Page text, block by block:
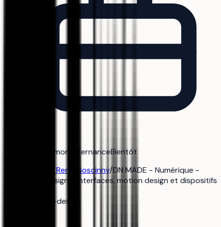
Trouver mon alternanceBientôt
Lycée René Goscinny/DN MADE - Numérique -
Spécialité : Design d'interfaces, motion design et dispositifs
arts-design